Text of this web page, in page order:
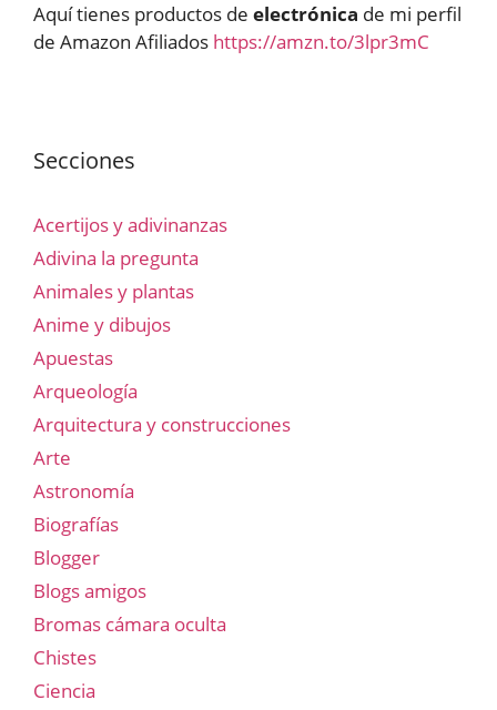
Aquí tienes productos de electrónica de mi perfil
de Amazon Afiliados https://amzn.to/3lpr3mC
Secciones
Acertijos y adivinanzas
Adivina la pregunta
Animales y plantas
Anime y dibujos
Apuestas
Arqueología
Arquitectura y construcciones
Arte
Astronomía
Biografías
Blogger
Blogs amigos
Bromas cámara oculta
Chistes
Ciencia